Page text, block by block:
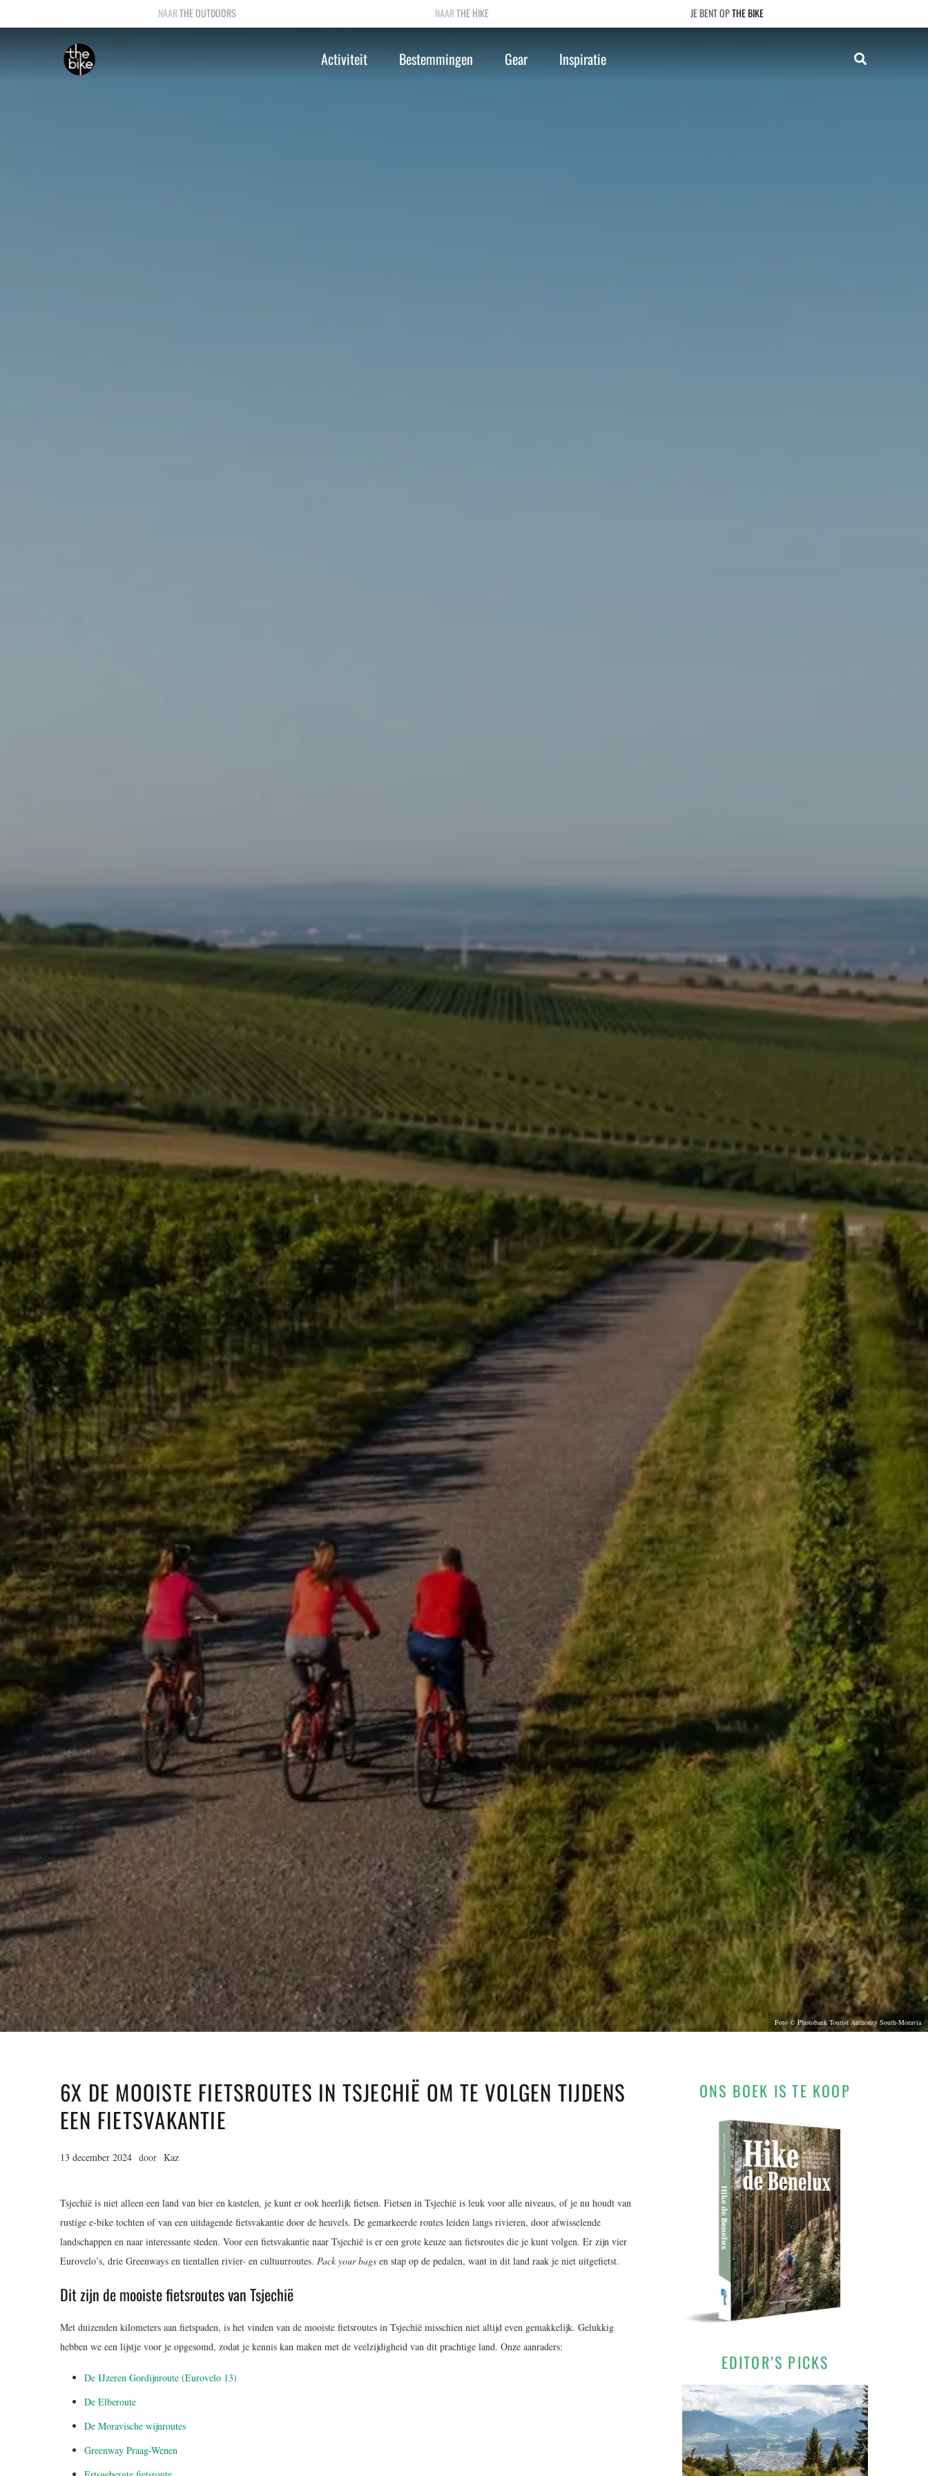
THE OUTDOORS THE HIKE THE BIKE
Activiteit Bestemmingen Gear Inspiratie
Foto © Photobank Tourist Authority South-Moravia
6X DE MOOISTE FIETSROUTES IN TSJECHIË OM TE VOLGEN TIJDENS
EEN FIETSVAKANTIE
13 december 2024 door Kaz
Tsjechië is niet alleen een land van bier en kastelen, je kunt er ook heerlijk fietsen. Fietsen in Tsjechië is leuk voor alle niveaus, of je nu houdt van
rustige e-bike tochten of van een uitdagende fietsvakantie door de heuvels. De gemarkeerde routes leiden langs rivieren, door afwisselende
landschappen en naar interessante steden. Voor een fietsvakantie naar Tsjechië is er een grote keuze aan fietsroutes die je kunt volgen. Er zijn vier
Eurovelo’s, drie Greenways en tientallen rivier- en cultuurroutes. Pack your bags en stap op de pedalen, want in dit land raak je niet uitgefietst.
Dit zijn de mooiste fietsroutes van Tsjechië
Met duizenden kilometers aan fietspaden, is het vinden van de mooiste fietsroutes in Tsjechië misschien niet altijd even gemakkelijk. Gelukkig
hebben we een lijstje voor je opgesomd, zodat je kennis kan maken met de veelzijdigheid van dit prachtige land. Onze aanraders:
De IJzeren Gordijnroute (Eurovelo 13)
De Elberoute
De Moravische wijnroutes
Greenway Praag-Wenen
ONS BOEK IS TE KOOP
EDITOR’S PICKS